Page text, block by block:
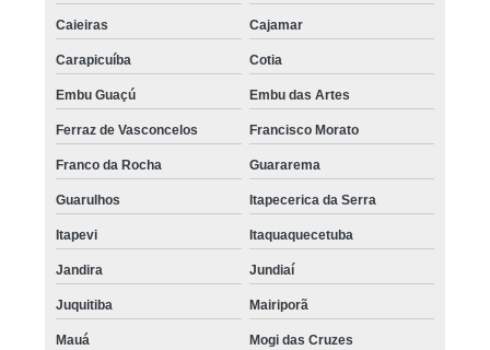
Caieiras Cajamar
Carapicuíba Cotia
Embu Guaçú Embu das Artes
Ferraz de Vasconcelos Francisco Morato
Franco da Rocha Guararema
Guarulhos Itapecerica da Serra
Itapevi Itaquaquecetuba
Jandira Jundiaí
Juquitiba Mairiporã
Mauá Mogi das Cruzes